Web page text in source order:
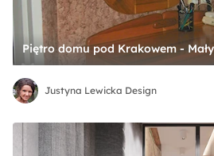
Justyna Lewicka Design